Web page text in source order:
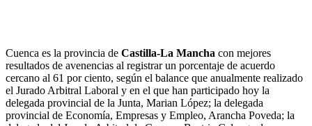
Cuenca es la provincia de Castilla-La Mancha con mejores
resultados de avenencias al registrar un porcentaje de acuerdo
cercano al 61 por ciento, según el balance que anualmente realizado
el Jurado Arbitral Laboral y en el que han participado hoy la
delegada provincial de la Junta, Marian López; la delegada
provincial de Economía, Empresas y Empleo, Arancha Poveda; la